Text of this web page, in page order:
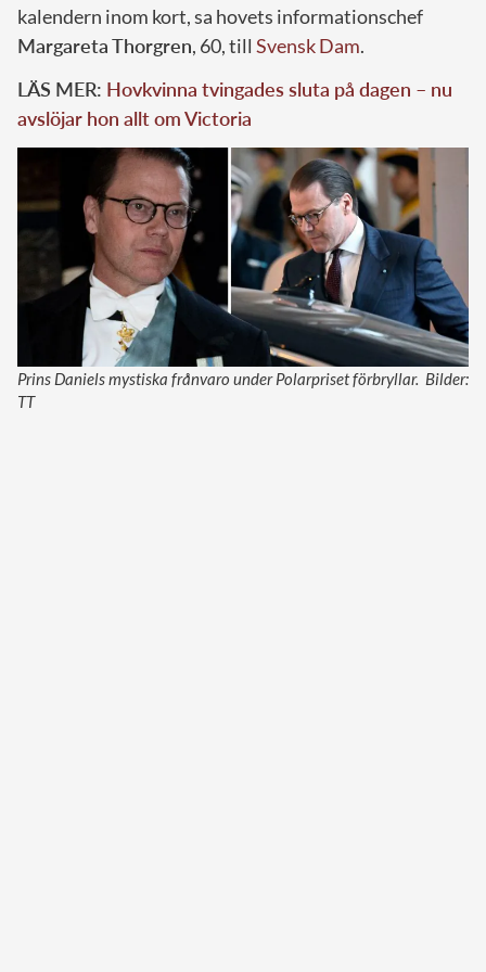
kalendern inom kort, sa hovets informationschef
Margareta Thorgren, 60, till Svensk Dam.
LÄS MER: Hovkvinna tvingades sluta på dagen – nu
avslöjar hon allt om Victoria
Prins Daniels mystiska frånvaro under Polarpriset förbryllar. Bilder:
TT